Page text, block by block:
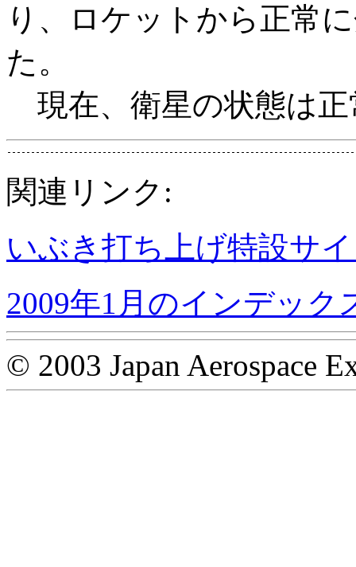
り、ロケットから正常
た。
現在、衛星の状態は正
関連リンク:
いぶき打ち上げ特設サ
2009年1月のインデック
© 2003 Japan Aerospace